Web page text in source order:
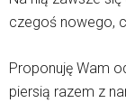
czegoś nowego,
Proponuję Wam
piersią razem z